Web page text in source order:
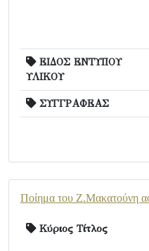
ΕΙΔΟΣ ΕΝΤΥΠΟΥ
ΥΛΙΚΟΥ
ΣΥΓΓΡΑΦΕΑΣ
Ποίημα του Ζ.Μακατούνη
Κύριος Τίτλος